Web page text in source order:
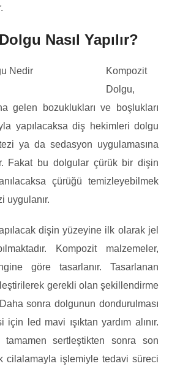
Nasıl Yapılır?
Kompozit
Dolgu,
gelen bozuklukları ve boşlukları
yapılacaksa diş hekimleri dolgu
ya da sedasyon uygulamasına
Fakat bu dolgular çürük bir dişin
çürüğü temizleyebilmek
uygulanır.
dişin yüzeyine ilk olarak jel
Kompozit malzemeler,
göre tasarlanır. Tasarlanan
gerekli olan şekillendirme
sonra dolgunun dondurulması
led mavi ışıktan yardım alınır.
tamamen sertleştikten sonra son
cilalamayla işlemiyle tedavi süreci